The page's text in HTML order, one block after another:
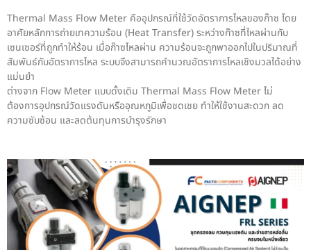
Thermal Mass Flow Meter คืออุปกรณ์ที่ใช้วัดอัตราการไหลของก๊าซ โดย
อาศัยหลักการถ่ายเทความร้อน (Heat Transfer) ระหว่างก๊าซที่ไหลผ่านกับ
เซนเซอร์ที่ถูกทำให้ร้อน เมื่อก๊าซไหลผ่าน ความร้อนจะถูกพาออกไปในปริมาณที่
สัมพันธ์กับอัตราการไหล ระบบจึงสามารถคำนวณอัตราการไหลเชิงมวลได้อย่าง
แม่นยำ
ต่างจาก Flow Meter แบบดั้งเดิม Thermal Mass Flow Meter ไม่
ต้องการอุปกรณ์วัดแรงดันหรืออุณหภูมิเพื่อชดเชย ทำให้ใช้งานสะดวก ลด
ความซับซ้อน และลดต้นทุนการบำรุงรักษา